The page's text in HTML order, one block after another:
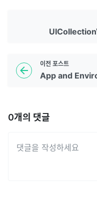
이전 포스트
App and
0개의 댓글